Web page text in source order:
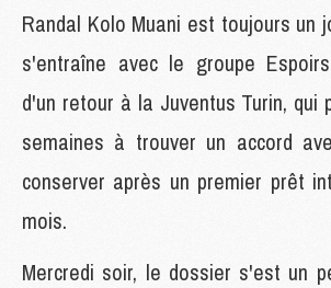
Randal Kolo Muani est toujours un
s'entraîne avec le groupe
d'un retour à la Juventus Turin, qui
semaines à trouver un accord
conserver après un premier prêt
mois.
Mercredi soir, le dossier s'est un